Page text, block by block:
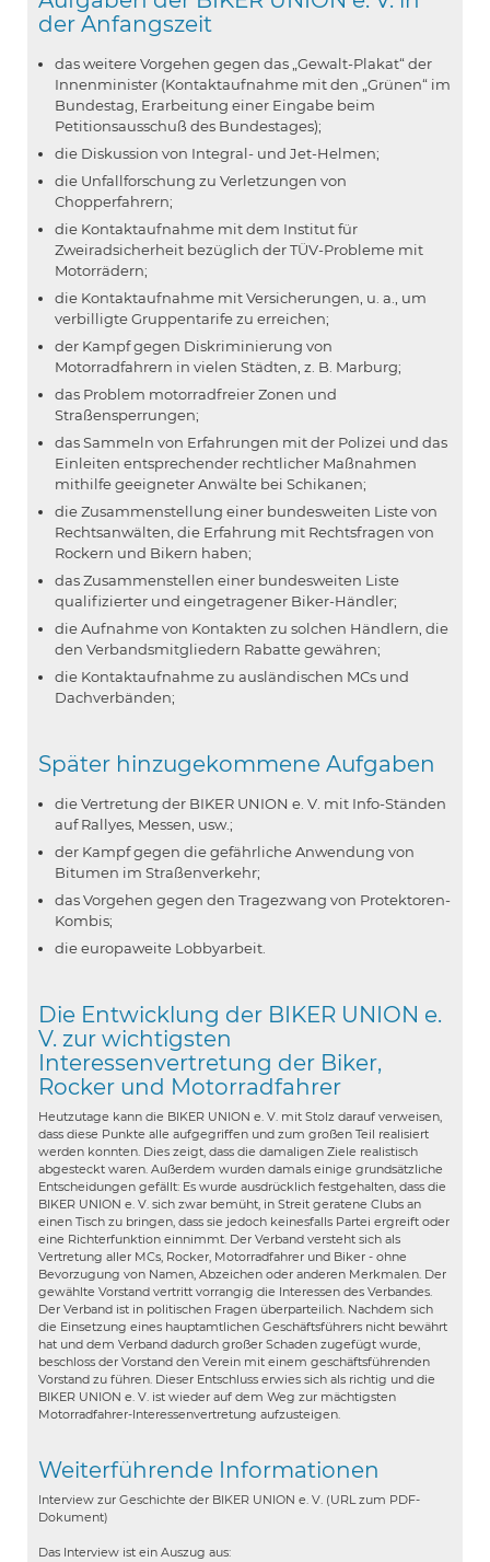
der Anfangszeit
das weitere Vorgehen gegen das „Gewalt-Plakat“ der
Innenminister (Kontaktaufnahme mit den „Grünen“ im
Bundestag, Erarbeitung einer Eingabe beim
Petitionsausschuß des Bundestages);
die Diskussion von Integral- und Jet-Helmen;
die Unfallforschung zu Verletzungen von
Chopperfahrern;
die Kontaktaufnahme mit dem Institut für
Zweiradsicherheit bezüglich der TÜV-Probleme mit
Motorrädern;
die Kontaktaufnahme mit Versicherungen, u. a., um
verbilligte Grup­pentarife zu erreichen;
der Kampf gegen Diskriminierung von
Motorradfahrern in vielen Städten, z. B. Marburg;
das Problem motorradfreier Zonen und
Straßensperrungen;
das Sammeln von Erfahrungen mit der Polizei und das
Einleiten ent­sprechender rechtlicher Maßnahmen
mithilfe geeigneter Anwälte bei Schikanen;
die Zusammenstellung einer bundesweiten Liste von
Rechtsanwälten, die Erfahrung mit Rechtsfragen von
Rockern und Bikern haben;
das Zusammenstellen einer bundesweiten Liste
qualifizierter und eingetragener Biker-Händler;
die Aufnahme von Kontakten zu solchen Händlern, die
den Ver­bandsmitgliedern Rabatte gewähren;
die Kontaktaufnahme zu ausländischen MCs und
Dachverbänden;
Später hinzugekommene Aufgaben
die Vertretung der BIKER UNION e. V. mit Info-Ständen
auf Rallyes, Messen, usw.;
der Kampf gegen die gefährliche Anwendung von
Bitumen im Straßenverkehr;
das Vorgehen gegen den Tragezwang von Protektoren-
Kombis;
die europaweite Lobbyarbeit.
Die Entwicklung der BIKER UNION e.
V. zur wichtigsten
Interessenvertretung der Biker,
Rocker und Motorradfahrer
Heutzutage kann die BIKER UNION e. V. mit Stolz darauf verweisen,
dass diese Punkte alle aufgegriffen und zum großen Teil realisiert
werden konnten. Dies zeigt, dass die damaligen Ziele realistisch
abgesteckt waren. Außerdem wurden damals einige grundsätzliche
Entscheidungen gefällt: Es wurde ausdrücklich festgehalten, dass die
BIKER UNION e. V. sich zwar bemüht, in Streit geratene Clubs an
einen Tisch zu bringen, dass sie jedoch keinesfalls Partei ergreift oder
eine Richterfunktion einnimmt. Der Verband versteht sich als
Vertretung aller MCs, Rocker, Motorradfahrer und Biker - ohne
Bevorzugung von Namen, Abzeichen oder anderen Merkmalen. Der
gewählte Vorstand vertritt vorrangig die Interessen des Verbandes.
Der Verband ist in politischen Fragen überparteilich. Nachdem sich
die Einsetzung eines hauptamtlichen Geschäftsführers nicht bewährt
hat und dem Verband dadurch großer Schaden zugefügt wurde,
beschloss der Vorstand den Verein mit einem geschäftsführenden
Vorstand zu führen. Dieser Entschluss erwies sich als richtig und die
BIKER UNION e. V. ist wieder auf dem Weg zur mächtigsten
Motorradfahrer-Interessenvertretung aufzusteigen.
Weiterführende Informationen
Interview zur Geschichte der BIKER UNION e. V. (URL zum PDF-
Dokument)
Das Interview ist ein Auszug aus: